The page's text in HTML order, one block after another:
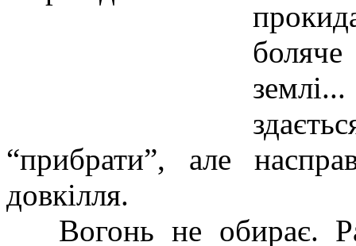
“прибрати”, але
довкілля.
Вогонь не обирає.